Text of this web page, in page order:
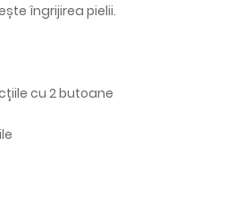
îngrijirea pielii.
cu 2 butoane